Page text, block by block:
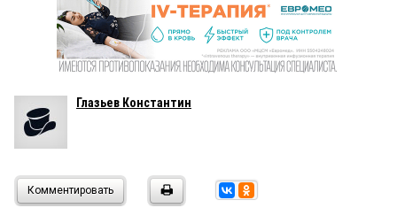
Глазьев Константин
Комментировать